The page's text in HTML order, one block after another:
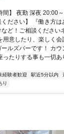
え・送りをご用意し
、新松戸、柏、我孫
遠い所では水戸や
軽にご相談ください
間】 夜勤 深夜 20:00
ださい】 『働き方
ど！ご相談ください
用意したり、楽しく
ルズバーです！ カ
ったりする事も一切
経験者歓迎 駅近5分以内
り